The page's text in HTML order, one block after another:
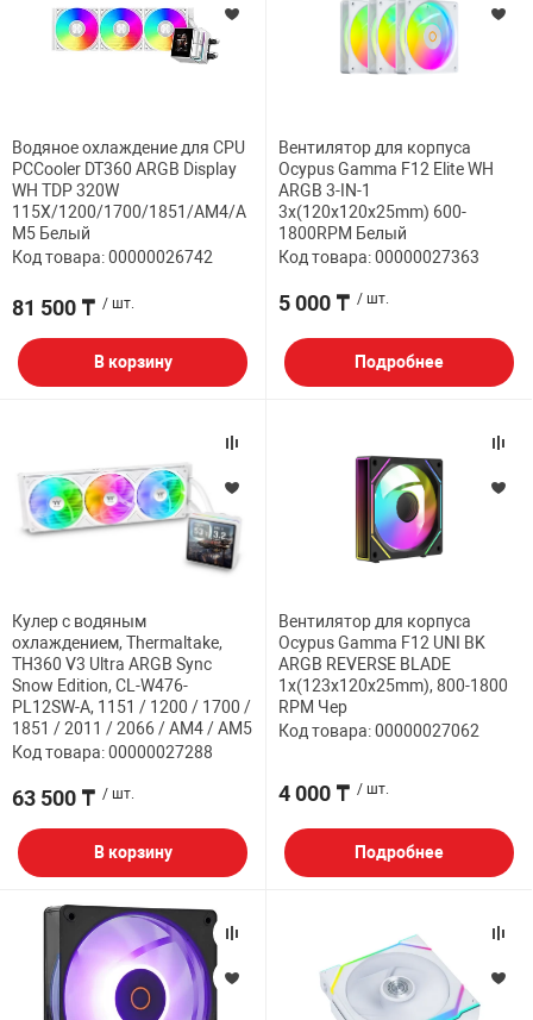
Водяное охлаждение для CPU
PCCooler DT360 ARGB Display
WH TDP 320W
115X/1200/1700/1851/AM4/A
M5 Белый
Код товара: 00000026742
81 500 ₸ / шт.
В корзину
Вентилятор для корпуса
Ocypus Gamma F12 Elite WH
ARGB 3-IN-1
3x(120x120x25mm) 600-
1800RPM Белый
Код товара: 00000027363
5 000 ₸ / шт.
Подробнее
Кулер с водяным
охлаждением, Thermaltake,
TH360 V3 Ultra ARGB Sync
Snow Edition, CL-W476-
PL12SW-A, 1151 / 1200 / 1700 /
1851 / 2011 / 2066 / AM4 / AM5
Код товара: 00000027288
63 500 ₸ / шт.
В корзину
Вентилятор для корпуса
Ocypus Gamma F12 UNI BK
ARGB REVERSE BLADE
1x(123x120x25mm), 800-1800
RPM Чер
Код товара: 00000027062
4 000 ₸ / шт.
Подробнее